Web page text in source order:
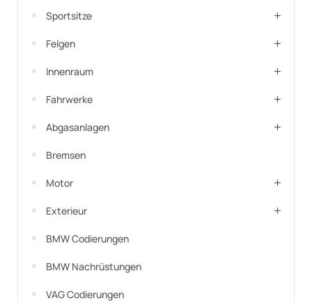
Sportsitze
Felgen
Innenraum
Fahrwerke
Abgasanlagen
Bremsen
Motor
Exterieur
BMW Codierungen
BMW Nachrüstungen
VAG Codierungen